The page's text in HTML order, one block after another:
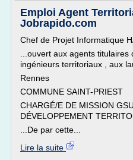
Emploi Agent
Jobrapido.com
Chef de Projet Informatique
...ouvert aux agents
ingénieurs territoriaux , aux
Rennes
COMMUNE SAINT-PRIEST
CHARGÉ/E DE MISSION
DÉVELOPPEMENT
...De par cette...
Lire la suite